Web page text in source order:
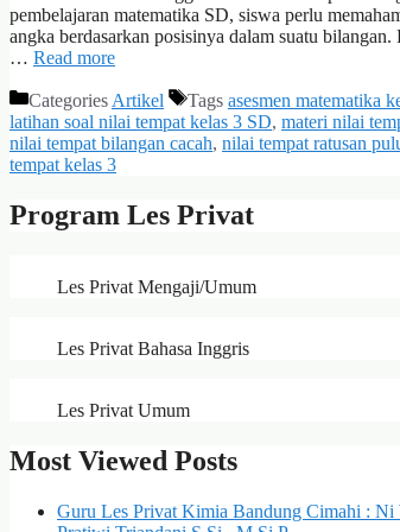
pembelajaran matematika SD, siswa perlu
angka berdasarkan posisinya dalam suatu
… Read more
Categories Artikel Tags asesmen matematika
latihan soal nilai tempat kelas 3 SD, materi nilai
nilai tempat bilangan cacah, nilai tempat ratusan
tempat kelas 3
Program Les Privat
Les Privat Mengaji/Umum
Les Privat Bahasa Inggris
Les Privat Umum
Most Viewed Posts
Guru Les Privat Kimia Bandung Cimahi : Ni